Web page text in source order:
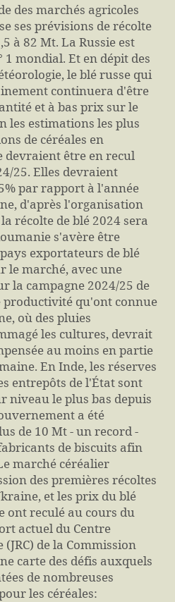
des marchés agricoles
ses prévisions de récolte
à 82 Mt. La Russie est
mondial. Et en dépit des
le blé russe qui
continuera d'être
et à bas prix sur le
les estimations les plus
de céréales en
être en recul
25. Elles devraient
par rapport à l'année
d'après l'organisation
récolte de blé 2024 sera
s'avère être
exportateurs de blé
le marché, avec une
la campagne 2024/25 de
productivité qu'ont connue
où des pluies
les cultures, devrait
au moins en partie
En Inde, les réserves
entrepôts de l'État sont
niveau le plus bas depuis
a été
de 10 Mt - un record -
de biscuits afin
marché céréalier
des premières récoltes
et les prix du blé
ont reculé au cours du
actuel du Centre
de la Commission
carte des défis auxquels
de nombreuses
les céréales: